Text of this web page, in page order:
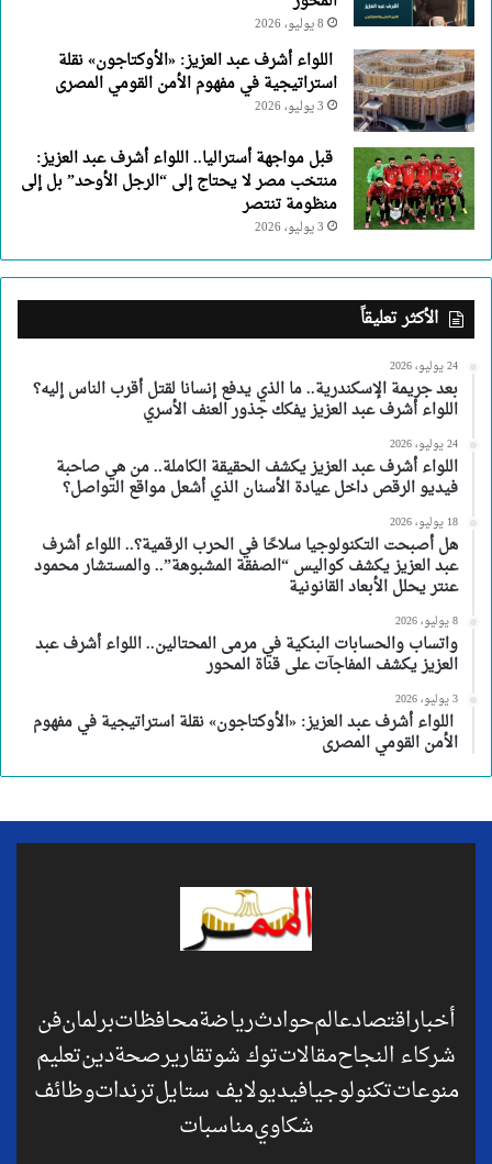
8 يوليو، 2026
اللواء أشرف عبد العزيز: «الأوكتاجون» نقلة
استراتيجية في مفهوم الأمن القومي المصرى
3 يوليو، 2026
قبل مواجهة أستراليا.. اللواء أشرف عبد العزيز:
منتخب مصر لا يحتاج إلى “الرجل الأوحد” بل إلى
منظومة تنتصر
3 يوليو، 2026
الأكثر تعليقاً
24 يوليو، 2026
بعد جريمة الإسكندرية.. ما الذي يدفع إنسانا لقتل أقرب الناس إليه؟
اللواء أشرف عبد العزيز يفكك جذور العنف الأسري
24 يوليو، 2026
اللواء أشرف عبد العزيز يكشف الحقيقة الكاملة.. من هي صاحبة
فيديو الرقص داخل عيادة الأسنان الذي أشعل مواقع التواصل؟
18 يوليو، 2026
هل أصبحت التكنولوجيا سلاحًا في الحرب الرقمية؟.. اللواء أشرف
عبد العزيز يكشف كواليس “الصفقة المشبوهة”.. والمستشار محمود
عنتر يحلل الأبعاد القانونية
8 يوليو، 2026
واتساب والحسابات البنكية في مرمى المحتالين.. اللواء أشرف عبد
العزيز يكشف المفاجآت على قناة المحور
3 يوليو، 2026
اللواء أشرف عبد العزيز: «الأوكتاجون» نقلة استراتيجية في مفهوم
الأمن القومي المصرى
أخباراقتصادعالمحوادثرياضةمحافظاتبرلمانفن
شركاء النجاحمقالاتتوك شوتقاريرصحةدينتعليم
منوعاتتكنولوجيافيديولايف ستايلترنداتوظائف
شكاويمناسبات